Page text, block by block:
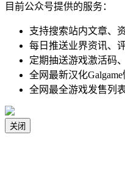
目前公众号提供的服务：
支持搜索站内文章、
每日推送业界资讯、
定期抽送游戏激活码
全网最新汉化Galgame
全网最全游戏发售列
关闭